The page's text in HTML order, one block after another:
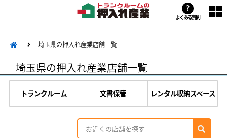
?
よくある質問
埼玉県の押入れ産業店舗一覧
埼玉県の押入れ産業店舗一覧
トランクルーム 文書保管 レンタル収納スペース